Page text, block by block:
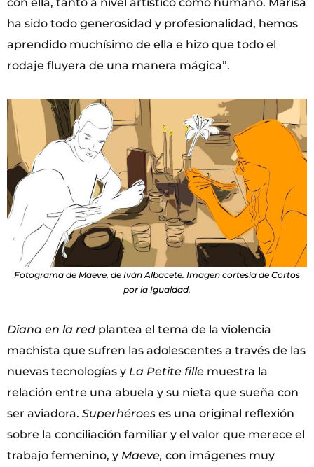
ha sido todo generosidad y profesionalidad, hemos
aprendido muchísimo de ella e hizo que todo el
rodaje fluyera de una manera mágica”.
Fotograma de Maeve, de Iván Albacete. Imagen cortesía de Cortos
por la Igualdad.
Diana en la red plantea el tema de la violencia
machista que sufren las adolescentes a través de las
nuevas tecnologías y La Petite fille muestra la
relación entre una abuela y su nieta que sueña con
ser aviadora. Superhéroes es una original reflexión
sobre la conciliación familiar y el valor que merece el
trabajo femenino, y Maeve, con imágenes muy